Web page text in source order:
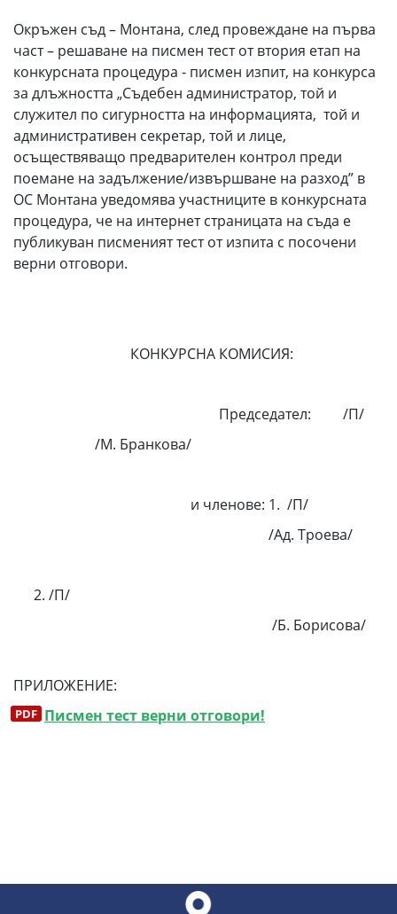
Окръжен съд – Монтана, след провеждане на първа
част – решаване на писмен тест от втория етап на
конкурсната процедура - писмен изпит, на конкурса
за длъжността „Съдебен администратор, той и
служител по сигурността на информацията, той и
административен секретар, той и лице,
осъществяващо предварителен контрол преди
поемане на задължение/извършване на разход” в
ОС Монтана уведомява участниците в конкурсната
процедура, че на интернет страницата на съда е
публикуван писменият тест от изпита с посочени
верни отговори.
КОНКУРСНА КОМИСИЯ:
Председател: /П/
/М. Бранкова/
и членове: 1. /П/
/Ад. Троева/
/П/
/Б. Борисова/
ПРИЛОЖЕНИЕ:
Писмен тест верни отговори!